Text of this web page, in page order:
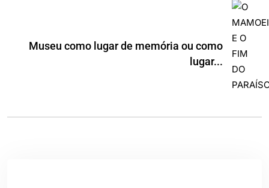
Museu como lugar de memória ou como
lugar...